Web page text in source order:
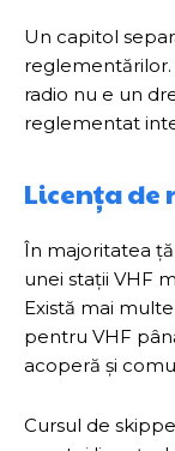
Un capitol
radio nu e un
reglementat
Licența
În majoritatea
unei stații VHF
Există mai
pentru VHF
acoperă și
Cursul de